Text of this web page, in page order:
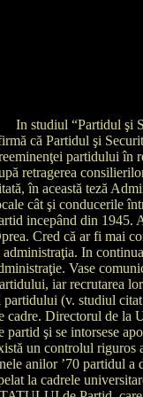
Polirom, numită “Securiştii partidului”, dl Marius Oprea afirmă că Partidul şi Securitatea sunt două feţe ale regimului totalitar făcând demonstraţia, pe bază de documente, a preeminenţei partidului în regimul communist. Adică, a controlului riguros al partidului asupra Securităţii, control intensificat după retragerea consilierilor sovieticii şi dus la perfecţiune odată cu venirea lui Ceauşescu la conducere. Cred, însă, că a fost uitată, în această teză Administraţia. Prin Administraţie înţeleg atât organele puterii executive şi administrative centrale şi locale cât şi conducerile întreprinderilor. Era şi usor de uitat întrucât Administraţia a fost prima ‘călărită” şi total supusă, de partid incepând din 1945. Administraţia era, ca să zic aşa, subinţeleasă ca făcând parte din rău, probabil, de către dl Marius Oprea. Cred că ar fi mai correct, când vorbim de aceasta triadă, să spunem partidul, partidul şi securitatea, respectiv, partidul şi administraţia. In continuare, mă voi referi la termenul trinomului dictaturii comuniste, omis în studiul amintit, la administraţie. Vase comunicante sui generis Numirea directorilor şi a conducerilor intreprinderilor era apanajul exclusiv al Partidului, iar recrutarea lor se făcea aproape exclusiv din rândul membrilor de partid devotaţi, verificaţi de serviciul de cadre al partidului (v. studiul citat mai sus). Administraţia era legată de Partid printr-un cordon ombilical, printr-un canal de schimb de cadre. Directorul de la Unirea Cluj-Napoca din 1971, fusese inginer stagiar în uzină, plecase după stagiatura la Comitetul de partid şi se intorsese apoi ca director. Erau mai mult decât vase communicate, erau vase comunicante sui generis, pentru că există un controlul riguros al Partidului asupra acestor schimburi de cadre între Partid, Securitate şi Administraţie. Mai mult la finele anilor ’70 partidul a declanşat ofensiva subordonării statului până la ultimul nivel închipuit, până la nivel biologic! S-a apelat la cadrele universitare care au statuat, mai întâi, necesitatea şi apoi